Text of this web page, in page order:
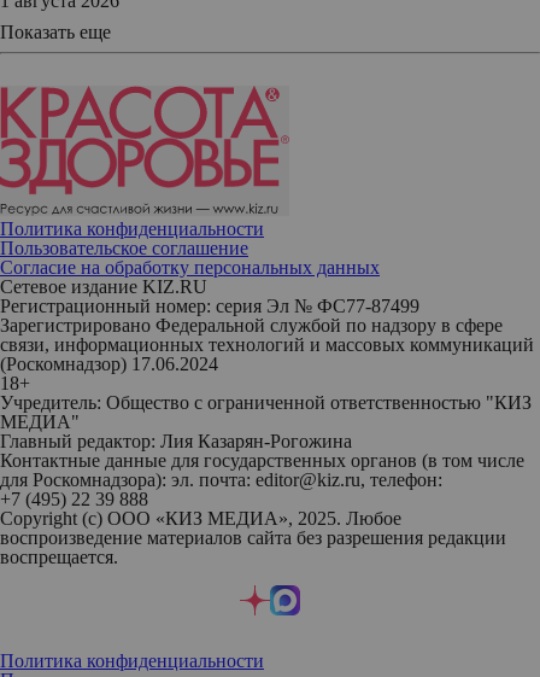
Показать еще
Политика конфиденциальности
Пользовательское соглашение
Согласие на обработку персональных данных
Сетевое издание KIZ.RU
Регистрационный номер: серия Эл № ФС77-87499
Зарегистрировано Федеральной службой по надзору в сфере
связи, информационных технологий и массовых коммуникаций
(Роскомнадзор) 17.06.2024
18+
Учредитель: Общество с ограниченной ответственностью "КИЗ
МЕДИА"
Главный редактор: Лия Казарян-Рогожина
Контактные данные для государственных органов (в том числе
для Роскомнадзора): эл. почта: editor@kiz.ru, телефон:
+7 (495) 22 39 888
Copyright (с) ООО «КИЗ МЕДИА», 2025. Любое
воспроизведение материалов сайта без разрешения редакции
воспрещается.
Политика конфиденциальности